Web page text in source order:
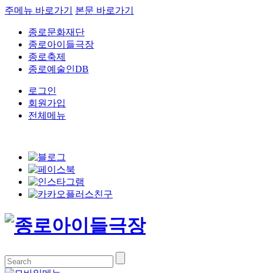
주메뉴 바로가기 본문 바로가기
종로문화재단
종로아이들극장
종로축제
종로예술인DB
로그인
회원가입
전체메뉴